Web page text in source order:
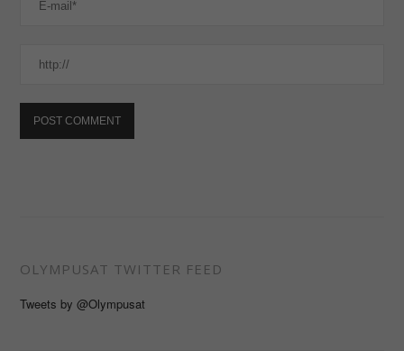
OLYMPUSAT TWITTER FEED
Tweets by @Olympusat